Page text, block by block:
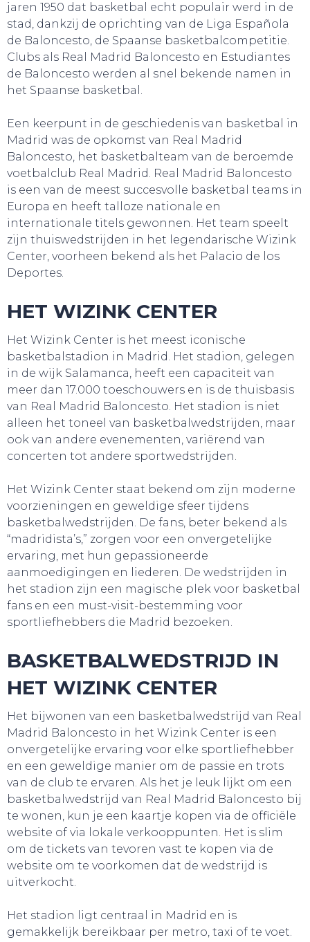
WEBSHOP
SLAAP LEKKER!
jaren 1950 dat basketbal echt populair werd in de
stad, dankzij de oprichting van de Liga Española
de Baloncesto, de Spaanse basketbalcompetitie.
Clubs als Real Madrid Baloncesto en Estudiantes
de Baloncesto werden al snel bekende namen in
het Spaanse basketbal.
Een keerpunt in de geschiedenis van basketbal in
Madrid was de opkomst van Real Madrid
Baloncesto, het basketbalteam van de beroemde
voetbalclub Real Madrid. Real Madrid Baloncesto
is een van de meest succesvolle basketbal teams in
Europa en heeft talloze nationale en
internationale titels gewonnen. Het team speelt
zijn thuiswedstrijden in het legendarische Wizink
Center, voorheen bekend als het Palacio de los
Deportes.
HET WIZINK CENTER
Het Wizink Center is het meest iconische
basketbalstadion in Madrid. Het stadion, gelegen
in de wijk Salamanca, heeft een capaciteit van
meer dan 17.000 toeschouwers en is de thuisbasis
van Real Madrid Baloncesto. Het stadion is niet
alleen het toneel van basketbalwedstrijden, maar
ook van andere evenementen, variërend van
concerten tot andere sportwedstrijden.
Het Wizink Center staat bekend om zijn moderne
voorzieningen en geweldige sfeer tijdens
basketbalwedstrijden. De fans, beter bekend als
“madridista’s,” zorgen voor een onvergetelijke
ervaring, met hun gepassioneerde
aanmoedigingen en liederen. De wedstrijden in
het stadion zijn een magische plek voor basketbal
fans en een must-visit-bestemming voor
sportliefhebbers die Madrid bezoeken.
BASKETBALWEDSTRIJD IN
HET WIZINK CENTER
Het bijwonen van een basketbalwedstrijd van Real
Madrid Baloncesto in het Wizink Center is een
onvergetelijke ervaring voor elke sportliefhebber
en een geweldige manier om de passie en trots
van de club te ervaren. Als het je leuk lijkt om een
basketbalwedstrijd van Real Madrid Baloncesto bij
te wonen, kun je een kaartje kopen via de officiële
website of via lokale verkooppunten. Het is slim
om de tickets van tevoren vast te kopen via de
website om te voorkomen dat de wedstrijd is
uitverkocht.
Het stadion ligt centraal in Madrid en is
gemakkelijk bereikbaar per metro, taxi of te voet.